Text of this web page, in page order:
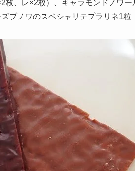
枚、レ×2枚）、キャラモンドノワ
ブノワのスペシャリテプラリネ1粒